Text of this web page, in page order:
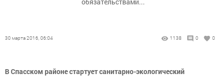
30 марта 2016, 06:04 1138 0 0
В Спасском районе стартует санитарно-экологический